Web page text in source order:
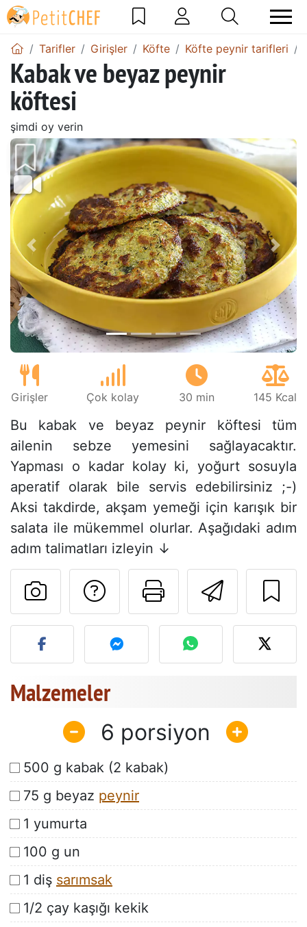
Tarifler Girişler Köfte Köfte peynir tarifleri
Kabak ve beyaz peynir
köftesi
şimdi oy verin
Önceki
Girişler Çok kolay 30 min 145 Kcal
Bu kabak ve beyaz peynir köftesi tüm
ailenin sebze yemesini sağlayacaktır.
Yapması o kadar kolay ki, yoğurt sosuyla
aperatif olarak bile servis edebilirsiniz ;-)
Aksi takdirde, akşam yemeği için karışık bir
salata ile mükemmel olurlar. Aşağıdaki adım
adım talimatları izleyin ↓
Bu sayfayı
Tarif sahibine bir
Bu tarifin fotoğrafını
Malzemeler
6
500 g kabak (2 kabak)
75 g beyaz peynir
1 yumurta
100 g un
1 diş sarımsak
1/2 çay kaşığı kekik